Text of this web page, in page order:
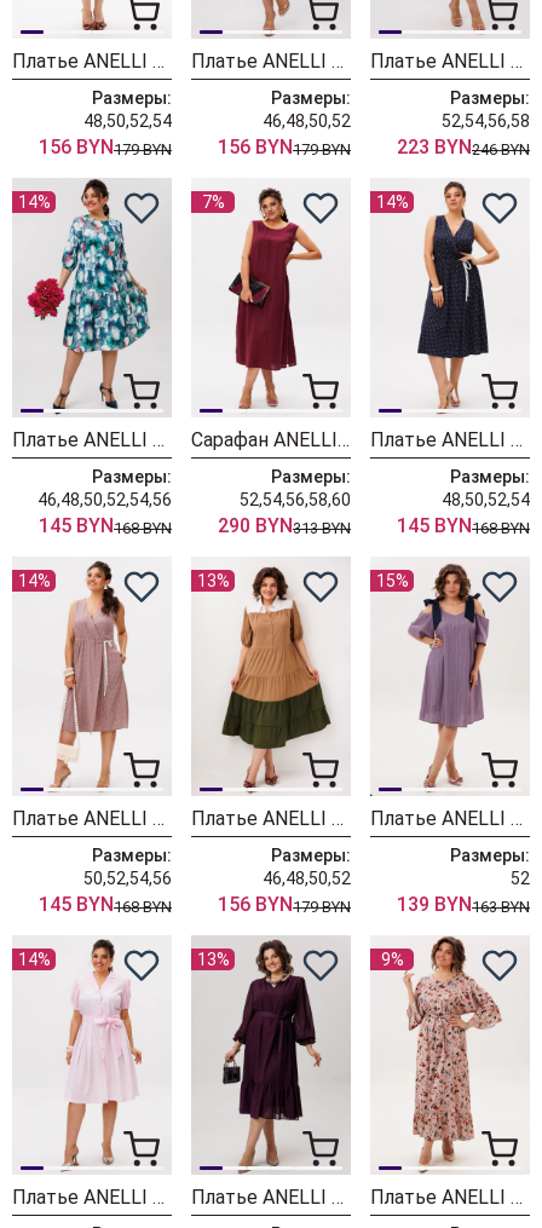
Платье ANELLI LAUREL 1860 попурри
Размеры:
48,50,52,54
156 BYN179 BYN
Платье ANELLI LAUREL 1859 сирень
Размеры:
46,48,50,52
156 BYN179 BYN
Платье ANELLI LAUREL 1657 пудровый сад
Размеры:
52,54,56,58
223 BYN246 BYN
14%
Платье ANELLI LAUREL 1649-1 колокольчики
Размеры:
46,48,50,52,54,56
145 BYN168 BYN
7%
Сарафан ANELLI LAUREL 1472 вишневый сумрак
Размеры:
52,54,56,58,60
290 BYN313 BYN
14%
Платье ANELLI LAUREL 1708-1 чия
Размеры:
48,50,52,54
145 BYN168 BYN
14%
Платье ANELLI LAUREL 1708-1 соя
Размеры:
50,52,54,56
145 BYN168 BYN
13%
Платье ANELLI LAUREL 1847 овсяное печенье
Размеры:
46,48,50,52
156 BYN179 BYN
15%
Платье ANELLI LAUREL 1820 синий бант
Размеры:
52
139 BYN163 BYN
14%
Платье ANELLI LAUREL 1700 белоснежка
13%
Платье ANELLI LAUREL 1635 чернослив
9%
Платье ANELLI LAUREL 1822 листья и ягоды